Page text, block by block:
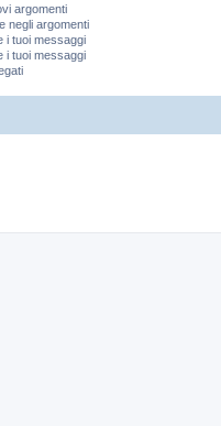
argomenti
negli argomenti
i tuoi messaggi
i tuoi messaggi